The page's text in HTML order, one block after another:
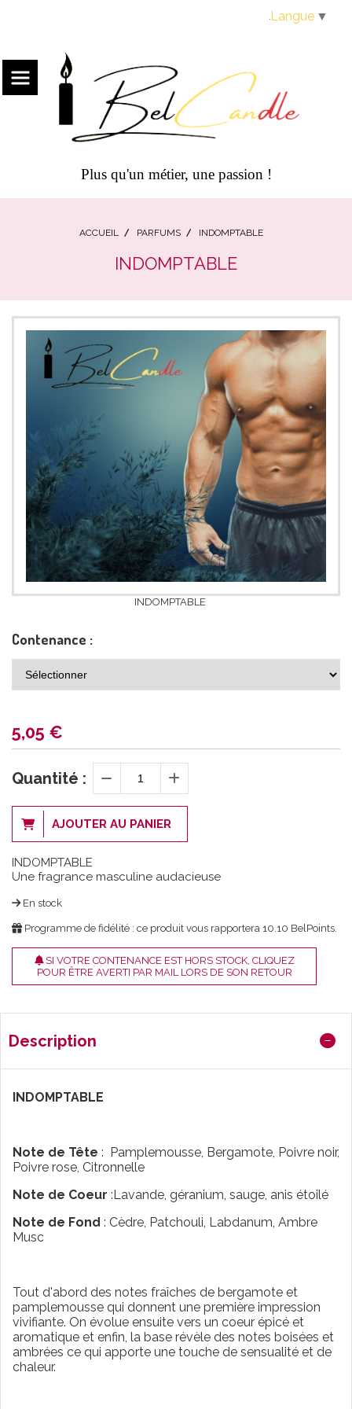
Plus qu'un métier, une passion !
ACCUEIL PARFUMS INDOMPTABLE
INDOMPTABLE
INDOMPTABLE
Contenance :
5,05 €
Quantité :
AJOUTER AU PANIER
INDOMPTABLE
Une fragrance masculine audacieuse
En stock
Programme de fidélité : ce produit vous rapportera 10.10 BelPoints.
SI VOTRE CONTENANCE EST HORS STOCK, CLIQUEZ
POUR ÊTRE AVERTI PAR MAIL LORS DE SON RETOUR
Description
INDOMPTABLE
Note de Tête : Pamplemousse, Bergamote, Poivre noir,
Poivre rose, Citronnelle
Note de Coeur :Lavande, géranium, sauge, anis étoilé
Note de Fond : Cèdre, Patchouli, Labdanum, Ambre
Musc
Tout d'abord des notes fraîches de bergamote et
pamplemousse qui donnent une première impression
vivifiante. On évolue ensuite vers un coeur épicé et
aromatique et enfin, la base révèle des notes boisées et
ambrées ce qui apporte une touche de sensualité et de
chaleur.
Langue ▼